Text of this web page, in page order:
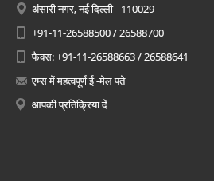
अंसारी नगर, नई दिल्ली - 110029
+91-11-26588500 / 26588700
फैक्स: +91-11-26588663 / 26588641
एम्स में महत्वपूर्ण ई -मेल पते
आपकी प्रतिक्रिया दें